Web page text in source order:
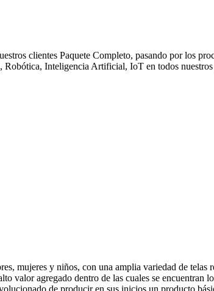
clientes Paquete Completo, pasando por los
Inteligencia Artificial, IoT en todos
mujeres y niños, con una amplia variedad de telas
valor agregado dentro de las cuales se
de producir en sus inicios un producto